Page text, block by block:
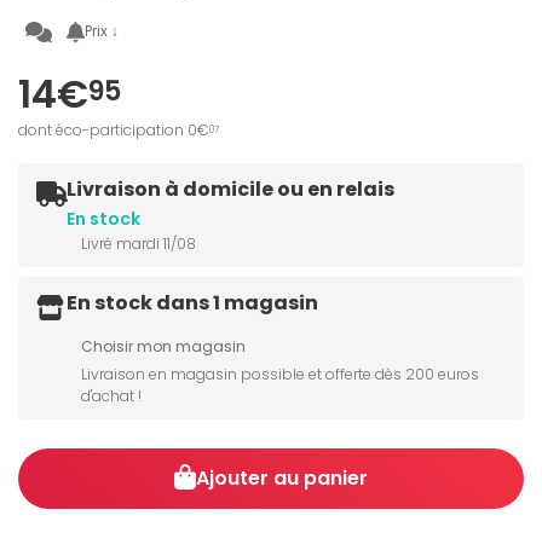
Prix ↓
14€95
dont éco-participation 0€07
Livraison à domicile ou en relais
En stock
Livré mardi 11/08
En stock dans 1 magasin
Choisir mon magasin
Livraison en magasin possible et offerte dès 200 euros
d'achat !
Ajouter au panier